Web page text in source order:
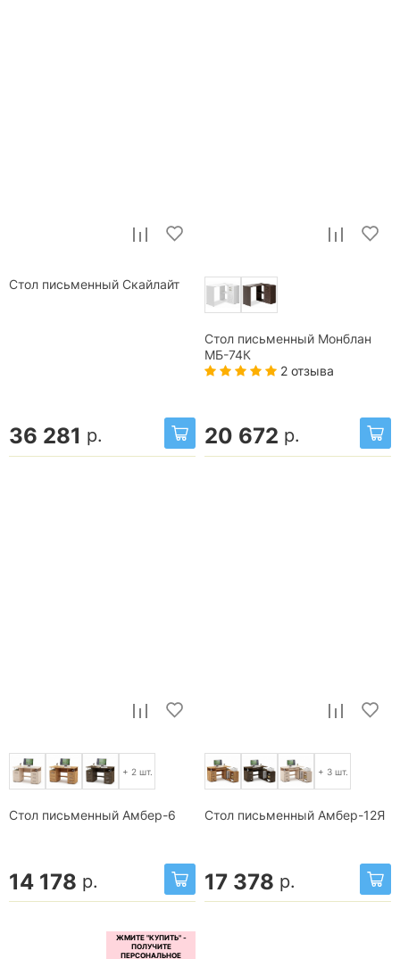
Стол письменный Скайлайт
36 281 р.
Стол письменный Монблан
МБ-74К
2 отзыва
20 672 р.
+ 2 шт.
Стол письменный Амбер-6
14 178 р.
+ 3 шт.
Стол письменный Амбер-12Я
17 378 р.